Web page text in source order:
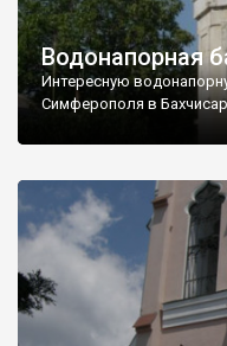
Водонапорная
Интересную
Симферополя в